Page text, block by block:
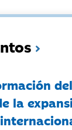
la